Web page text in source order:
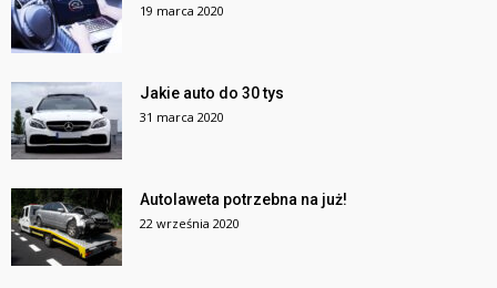
19 marca 2020
Jakie auto do 30 tys
31 marca 2020
Autolaweta potrzebna na już!
22 września 2020